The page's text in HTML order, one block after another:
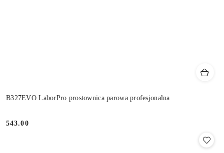
B327EVO LaborPro prostownica parowa profesjonalna
Cena:
543.00